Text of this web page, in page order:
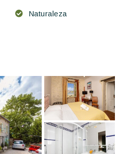
Naturaleza